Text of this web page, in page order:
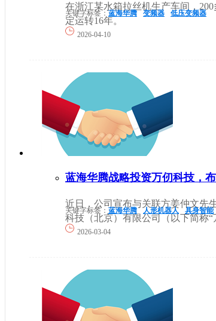
在浙江某水箱拉丝机生产车间，
定运转16年。
关键字标签：蓝海华腾 变频器 低压变频器
2026-04-10
蓝海华腾战略投资万仞科技，
近日，公司宣布与关联方姜仲文先
科技（北京）有限公司（以下简称“
关键字标签： 蓝海华腾 人形机器人 具身智能
2026-03-04